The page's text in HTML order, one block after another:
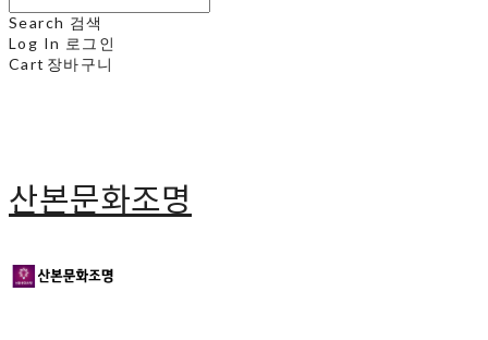
Search 검색
Log In 로그인
Cart 장바구니
산본문화조명